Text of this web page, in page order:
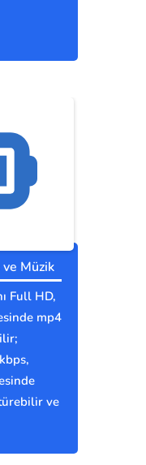
Müzik
Full HD,
mp4
ve